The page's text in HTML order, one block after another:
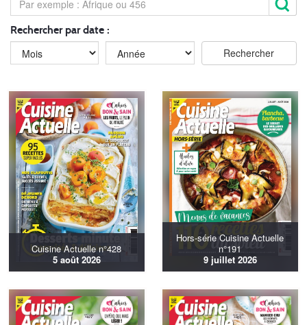
Rechercher par date :
Cuisine Actuelle n°428
5 août 2026
Hors-série Cuisine Actuelle
n°191
9 juillet 2026